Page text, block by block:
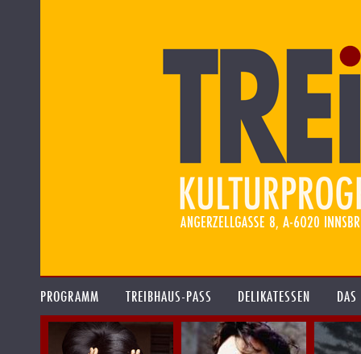
PROGRAMM TREIBHAUS-PASS DELIKATESSEN